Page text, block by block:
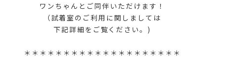
ワンちゃんとご同伴いただけます！
（試着室のご利用に関しましては
下記詳細をご覧ください。)
＊＊＊＊＊＊＊＊＊＊＊＊＊＊＊＊＊＊＊＊